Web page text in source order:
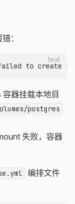
：
text
容器挂载本地目
postgres
失败，容器
编排文件